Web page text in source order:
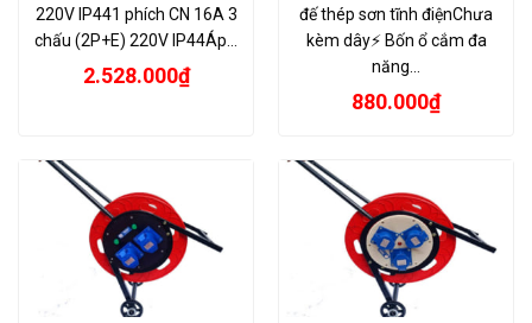
220V IP441 phích CN 16A 3
chấu (2P+E) 220V IP44Áp…
2.528.000₫
đế thép sơn tĩnh điệnChưa
kèm dây⚡ Bốn ổ cắm đa
năng…
880.000₫